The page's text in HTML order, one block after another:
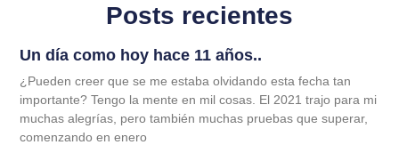
Posts recientes
Un día como hoy hace 11 años..
¿Pueden creer que se me estaba olvidando esta fecha tan
importante? Tengo la mente en mil cosas. El 2021 trajo para mi
muchas alegrías, pero también muchas pruebas que superar,
comenzando en enero